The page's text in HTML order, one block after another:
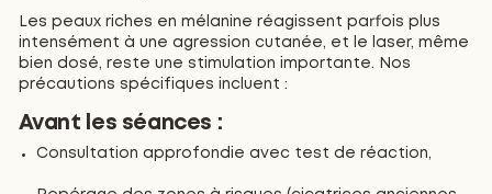
Les peaux riches en mélanine réagissent parfois plus
intensément à une agression cutanée, et le laser, même
bien dosé, reste une stimulation importante. Nos
précautions spécifiques incluent :
Avant les séances :
Consultation approfondie avec test de réaction,